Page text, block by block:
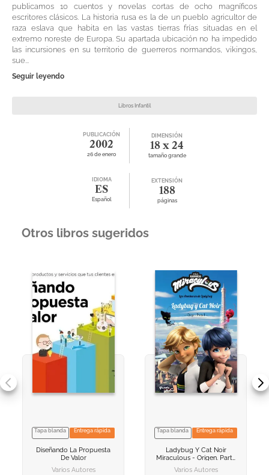
publicamos 10 cuentos y novelas cortas de ocho magníficos
escritores clásicos. La historia rusa es la de un pueblo agricultor de
raza eslava que habita en las vastas tierras frías situadas en el
extremo noreste de Europa. Su apartada ubicación no ha impedido
las incursiones en su territorio de guerreros normandos, vikingos,
sue...
Seguir leyendo
Libros Infantil
PUBLICACIÓN
2002
26 de enero
DIMENSIÓN
18 x 24
tamaño grande
IDIOMA
ES
Español
EXTENSIÓN
188
páginas
Otros libros sugeridos
VER INFORMACION
AGREGAR AL
Tapa blanda Entrega rápida
Diseñando La Propuesta
De Valor
Varios Autores
VER INFORMACION
AGREGAR AL
Tapa blanda Entrega rápida
Ladybug Y Cat Noir
Miraculous - Origen. Parte
1
Varios Autores